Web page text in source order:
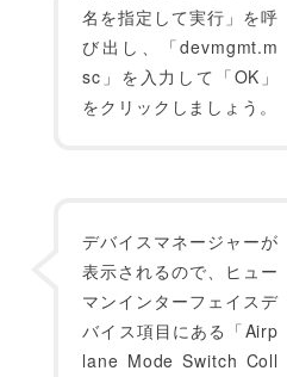
名を指定して実行」を呼
び出し、「devmgmt.m
sc」を入力して「OK」
をクリックしましょう。
デバイスマネージャーが
表示されるので、ヒュー
マンインターフェイスデ
バイス項目にある「Airp
lane Mode Switch Coll